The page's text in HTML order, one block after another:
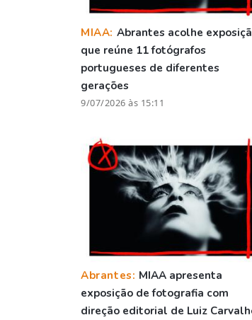
MIAA: Abrantes acolhe
que reúne 11 fotógrafos
portugueses de diferentes
gerações
9/07/2026 às 15:11
Abrantes: MIAA apresenta
exposição de fotografia com
direção editorial de Luiz